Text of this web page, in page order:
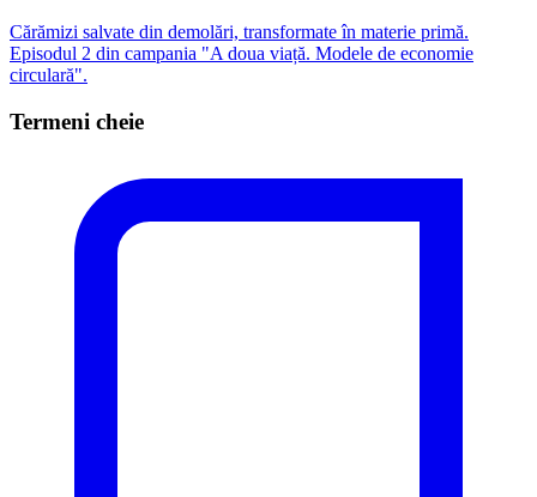
Cărămizi salvate din demolări, transformate în materie primă.
Episodul 2 din campania "A doua viață. Modele de economie
circulară".
Termeni cheie